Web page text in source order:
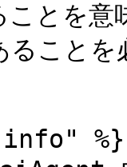
ことを
ること
%}